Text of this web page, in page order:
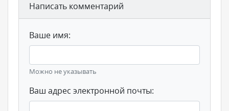
Написать комментарий
Ваше имя:
Можно не указывать
Ваш адрес электронной почты: